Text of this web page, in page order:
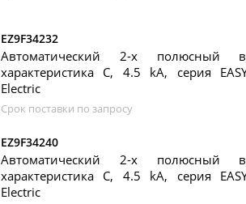
EZ9F34232
Автоматический 2-х полюсный
характеристика C, 4.5 kA, серия
Electric
Срок поставки по запросу
EZ9F34240
Автоматический 2-х полюсный
характеристика C, 4.5 kA, серия
Electric